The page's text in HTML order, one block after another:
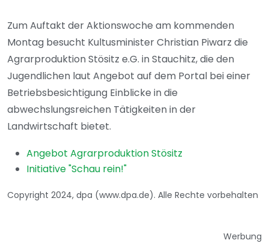
Zum Auftakt der Aktionswoche am kommenden
Montag besucht Kultusminister Christian Piwarz die
Agrarproduktion Stösitz e.G. in Stauchitz, die den
Jugendlichen laut Angebot auf dem Portal bei einer
Betriebsbesichtigung Einblicke in die
abwechslungsreichen Tätigkeiten in der
Landwirtschaft bietet.
Angebot Agrarproduktion Stösitz
Initiative "Schau rein!"
Copyright 2024, dpa (www.dpa.de). Alle Rechte vorbehalten
Werbung